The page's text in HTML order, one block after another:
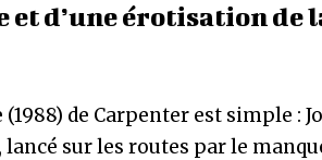
d’une érotisation de
de Carpenter est simple :
lancé sur les routes par le